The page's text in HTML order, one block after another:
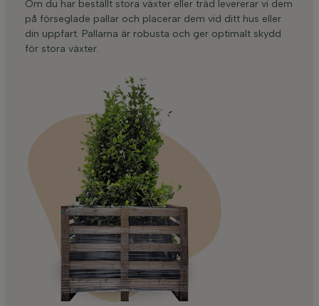
Om du har beställt stora växter eller träd levererar vi dem
på förseglade pallar och placerar dem vid ditt hus eller
din uppfart. Pallarna är robusta och ger optimalt skydd
för stora växter.